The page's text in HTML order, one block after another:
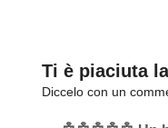
Ti è piaciuta
Diccelo con un